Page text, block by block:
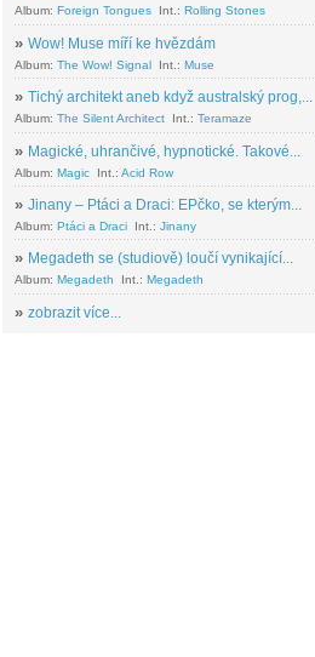
Album: Foreign Tongues Int.: Rolling Stones
» Wow! Muse míří ke hvězdám
Album: The Wow! Signal Int.: Muse
» Tichý architekt aneb když australský prog,...
Album: The Silent Architect Int.: Teramaze
» Magické, uhrančivé, hypnotické. Takové...
Album: Magic Int.: Acid Row
» Jinany – Ptáci a Draci: EPčko, se kterým...
Album: Ptáci a Draci Int.: Jinany
» Megadeth se (studiově) loučí vynikající...
Album: Megadeth Int.: Megadeth
» zobrazit více...